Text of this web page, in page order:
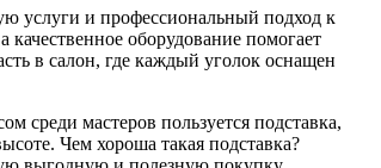
услуги и профессиональный подход к
оборудование помогает
в салон, где каждый уголок оснащен
мастеров пользуется подставка,
Чем хороша такая подставка?